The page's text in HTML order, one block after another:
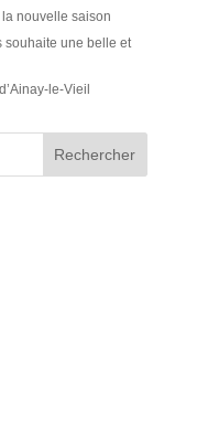
nouvelle saison
souhaite une belle et
le-Vieil